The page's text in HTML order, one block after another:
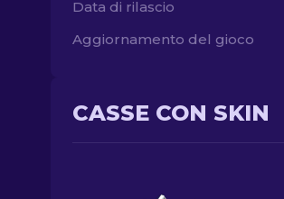
Data di rilascio
Aggiornamento del gioco
CASSE CON SKIN